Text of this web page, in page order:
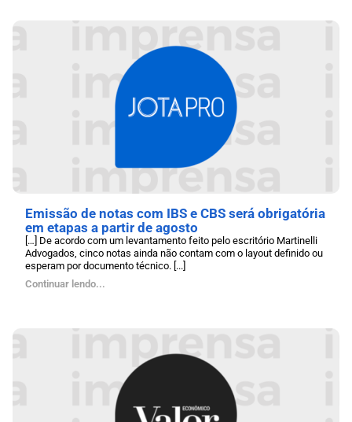
Emissão de notas com IBS e CBS será obrigatória
em etapas a partir de agosto
[…] De acordo com um levantamento feito pelo escritório Martinelli
Advogados, cinco notas ainda não contam com o layout definido ou
esperam por documento técnico. [...]
Continuar lendo...